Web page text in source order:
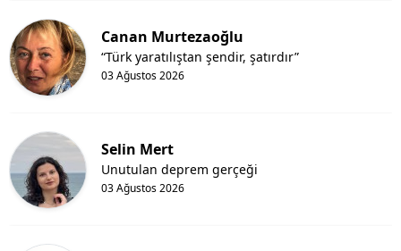
Canan Murtezaoğlu
03 Ağustos 2026
“Türk yaratılıştan şendir, şatırdır”
Selin Mert
03 Ağustos 2026
Unutulan deprem gerçeği